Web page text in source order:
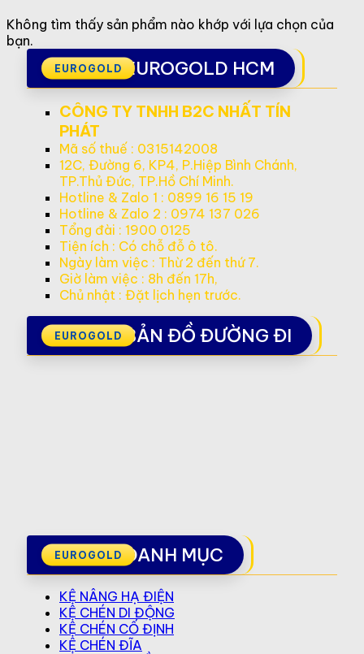
Không tìm thấy sản phẩm nào khớp với lựa chọn của
bạn.
EUROGOLD HCM
CÔNG TY TNHH B2C NHẤT TÍN
PHÁT
Mã số thuế : 0315142008
12C, Đường 6, KP4, P.Hiệp Bình Chánh,
TP.Thủ Đức, TP.Hồ Chí Minh.
Hotline & Zalo 1 : 0899 16 15 19
Hotline & Zalo 2 : 0974 137 026
Tổng đài : 1900 0125
Tiện ích : Có chỗ đỗ ô tô.
Ngày làm việc : Thừ 2 đến thứ 7.
Giờ làm việc : 8h đến 17h,
Chủ nhật : Đặt lịch hẹn trước.
BẢN ĐỒ ĐƯỜNG ĐI
DANH MỤC
KỆ NÂNG HẠ ĐIỆN
KỆ CHÉN DI ĐỘNG
KỆ CHÉN CỐ ĐỊNH
KỆ CHÉN ĐĨA